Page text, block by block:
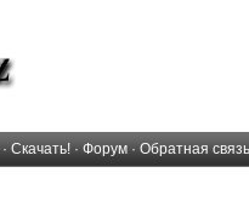
· Скачать! · Форум · Обратная связь